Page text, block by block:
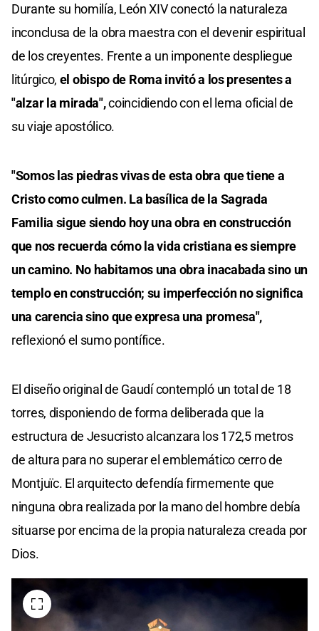
Durante su homilía, León XIV conectó la naturaleza
inconclusa de la obra maestra con el devenir espiritual
de los creyentes. Frente a un imponente despliegue
litúrgico, el obispo de Roma invitó a los presentes a
"alzar la mirada",coincidiendo con el lema oficial de
su viaje apostólico.
"Somos las piedras vivas de esta obra que tiene a
Cristo como culmen. La basílica de la Sagrada
Familia sigue siendo hoy una obra en construcción
que nos recuerda cómo la vida cristiana es siempre
un camino. No habitamos una obra inacabada sino un
templo en construcción; su imperfección no significa
una carencia sino que expresa una promesa",
reflexionó el sumo pontífice.
El diseño original de Gaudí contempló un total de 18
torres, disponiendo de forma deliberada que la
estructura de Jesucristo alcanzara los 172,5 metros
de altura para no superar el emblemático cerro de
Montjuïc. El arquitecto defendía firmemente que
ninguna obra realizada por la mano del hombre debía
situarse por encima de la propia naturaleza creada por
Dios.